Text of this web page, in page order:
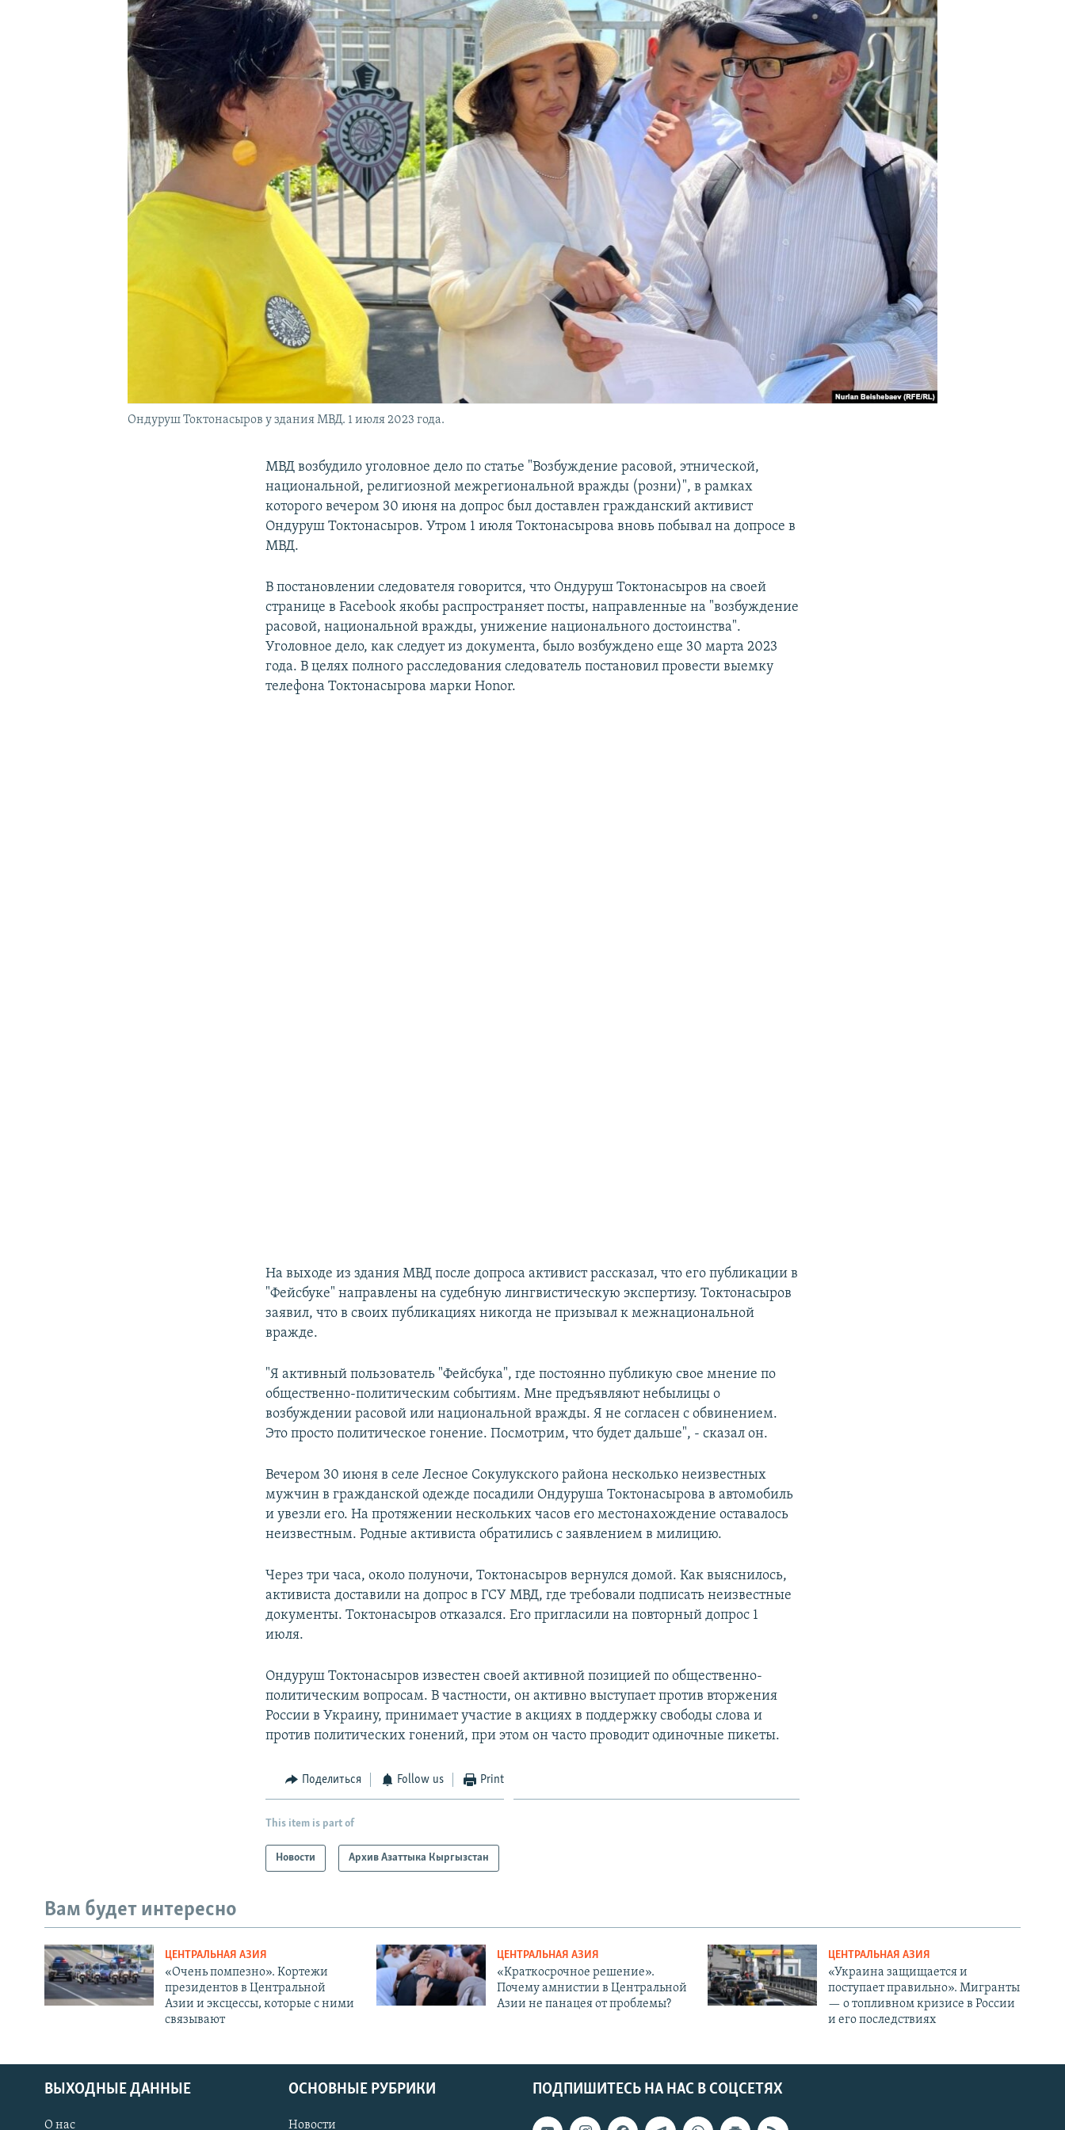
Ондуруш Токтонасыров у здания МВД. 1 июля 2023 года.
МВД возбудило уголовное дело по статье "Возбуждение расовой, этнической,
национальной, религиозной межрегиональной вражды (розни)", в рамках
которого вечером 30 июня на допрос был доставлен гражданский активист
Ондуруш Токтонасыров. Утром 1 июля Токтонасырова вновь побывал на допросе в
МВД.
В постановлении следователя говорится, что Ондуруш Токтонасыров на своей
странице в Facebook якобы распространяет посты, направленные на "возбуждение
расовой, национальной вражды, унижение национального достоинства".
Уголовное дело, как следует из документа, было возбуждено еще 30 марта 2023
года. В целях полного расследования следователь постановил провести выемку
телефона Токтонасырова марки Honor.
На выходе из здания МВД после допроса активист рассказал, что его публикации в
"Фейсбуке" направлены на судебную лингвистическую экспертизу. Токтонасыров
заявил, что в своих публикациях никогда не призывал к межнациональной
вражде.
"Я активный пользователь "Фейсбука", где постоянно публикую свое мнение по
общественно-политическим событиям. Мне предъявляют небылицы о
возбуждении расовой или национальной вражды. Я не согласен с обвинением.
Это просто политическое гонение. Посмотрим, что будет дальше", - сказал он.
Вечером 30 июня в селе Лесное Сокулукского района несколько неизвестных
мужчин в гражданской одежде посадили Ондуруша Токтонасырова в автомобиль
и увезли его. На протяжении нескольких часов его местонахождение оставалось
неизвестным. Родные активиста обратились с заявлением в милицию.
Через три часа, около полуночи, Токтонасыров вернулся домой. Как выяснилось,
активиста доставили на допрос в ГСУ МВД, где требовали подписать неизвестные
документы. Токтонасыров отказался. Его пригласили на повторный допрос 1
июля.
Ондуруш Токтонасыров известен своей активной позицией по общественно-
политическим вопросам. В частности, он активно выступает против вторжения
России в Украину, принимает участие в акциях в поддержку свободы слова и
против политических гонений, при этом он часто проводит одиночные пикеты.
Поделиться Follow us Print
This item is part of
Новости Архив Азаттыка Кыргызстан
Вам будет интересно
ЦЕНТРАЛЬНАЯ АЗИЯ
«Очень помпезно». Кортежи
президентов в Центральной
Азии и эксцессы, которые с ними
связывают
ЦЕНТРАЛЬНАЯ АЗИЯ
«Краткосрочное решение».
Почему амнистии в Центральной
Азии не панацея от проблемы?
ЦЕНТРАЛЬНАЯ АЗИЯ
«Украина защищается и
поступает правильно». Мигранты
— о топливном кризисе в России
и его последствиях
ПОДПИШИТЕСЬ НА НАС В СОЦСЕТЯХ
ВЫХОДНЫЕ ДАННЫЕ
О нас
ОСНОВНЫЕ РУБРИКИ
Новости